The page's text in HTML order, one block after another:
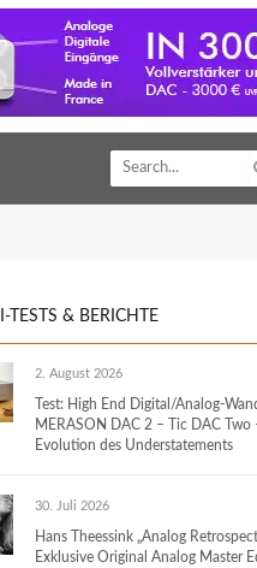
TESTS & BERICHTE
2. August 2026
Test: High End Digital/Analog-
MERASON DAC 2 – Tic DAC Two
Evolution des Understatements
30. Juli 2026
Hans Theessink „Analog
Exklusive Original Analog Master